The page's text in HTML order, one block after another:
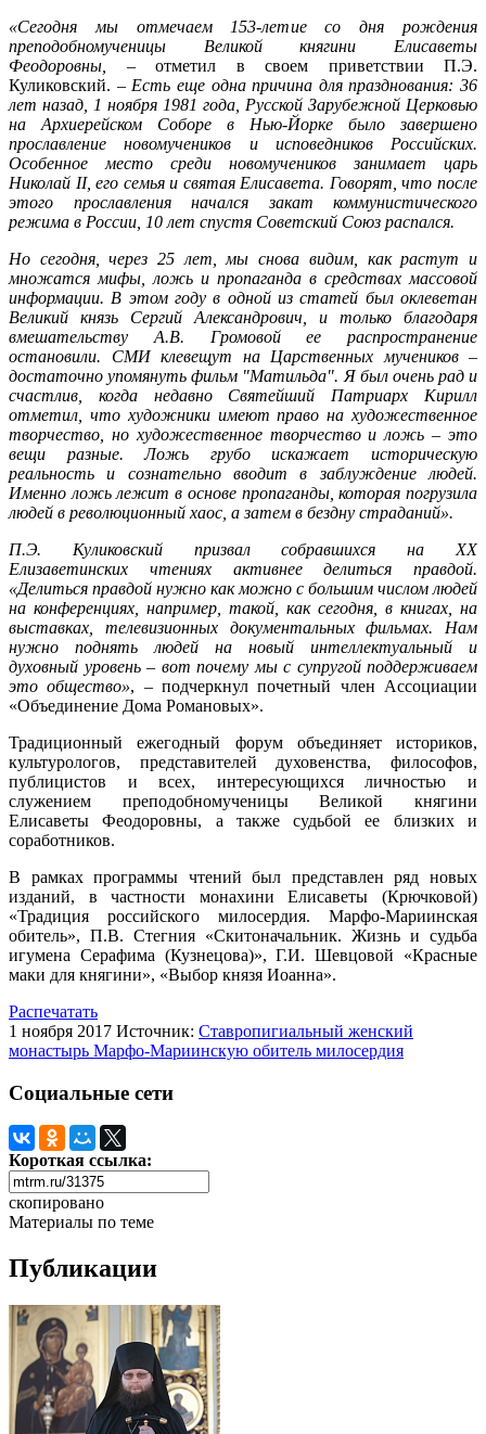
«Сегодня мы отмечаем 153-летие со дня рождения
преподобномученицы Великой княгини Елисаветы
Феодоровны,
– отметил в своем приветствии П.Э.
Куликовский. – Есть еще одна причина для празднования: 36
лет назад, 1 ноября 1981 года, Русской Зарубежной Церковью
на Архиерейском Соборе в Нью-Йорке было завершено
прославление новомучеников и исповедников Российских.
Особенное место среди новомучеников занимает царь
Николай II, его семья и святая Елисавета. Говорят, что после
этого прославления начался закат коммунистического
режима в России, 10 лет спустя Советский Союз распался.
Но сегодня, через 25 лет, мы снова видим, как растут и
множатся мифы, ложь и пропаганда в средствах массовой
информации. В этом году в одной из статей был оклеветан
Великий князь Сергий Александрович, и только благодаря
вмешательству А.В. Громовой ее распространение
остановили. СМИ клевещут на Царственных мучеников –
достаточно упомянуть фильм "Матильда". Я был очень рад и
счастлив, когда недавно Святейший Патриарх Кирилл
отметил, что художники имеют право на художественное
творчество, но художественное творчество и ложь – это
вещи разные. Ложь грубо искажает историческую
реальность и сознательно вводит в заблуждение людей.
Именно ложь лежит в основе пропаганды, которая погрузила
людей в революционный хаос, а затем в бездну страданий».
П.Э. Куликовский призвал собравшихся на XX
Елизаветинских чтениях активнее делиться правдой.
«Делиться правдой нужно как можно с большим числом людей
на конференциях, например, такой, как сегодня, в книгах, на
выставках, телевизионных документальных фильмах. Нам
нужно поднять людей на новый интеллектуальный и
духовный уровень – вот почему мы с супругой поддерживаем
это общество», – подчеркнул почетный член Ассоциации
«Объединение Дома Романовых».
Традиционный ежегодный форум объединяет историков,
культурологов, представителей духовенства, философов,
публицистов и всех, интересующихся личностью и
служением преподобномученицы Великой княгини
Елисаветы Феодоровны, а также судьбой ее близких и
соработников.
В рамках программы чтений был представлен ряд новых
изданий, в частности монахини Елисаветы (Крючковой)
«Традиция российского милосердия. Марфо-Мариинская
обитель», П.В. Стегния «Скитоначальник. Жизнь и судьба
игумена Серафима (Кузнецова)», Г.И. Шевцовой «Красные
маки для княгини», «Выбор князя Иоанна».
Распечатать
1 ноября 2017 Источник: Ставропигиальный женский
монастырь Марфо-Мариинскую обитель милосердия
Социальные сети
Короткая ссылка:
скопировано
Материалы по теме
Публикации